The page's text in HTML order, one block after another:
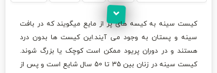
کیست سینه به کیسه های پر از مایع میگویند که در بافت
سینه و پستان به وجود می آیند.این کیست ها بدون درد
هستند و در دوران پریود ممکن است کوچک یا بزرگ شوند.
کیست سینه در زنان بین 35 تا 50 سال شایع است و پس از